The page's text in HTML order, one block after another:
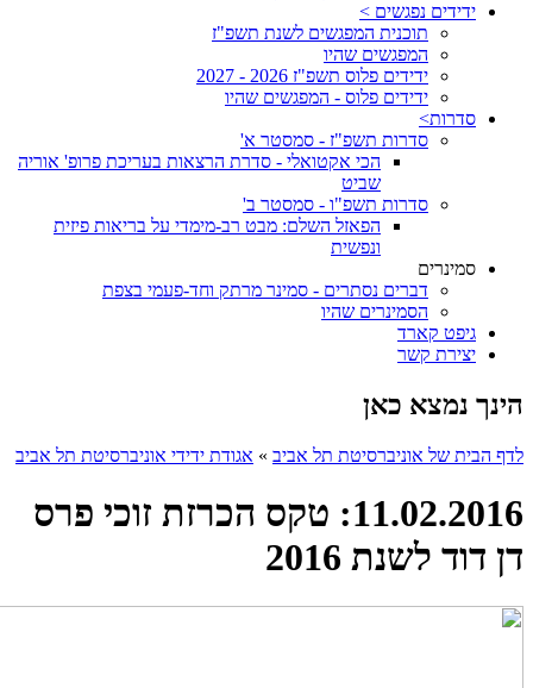
ידידים נפגשים >
תוכנית המפגשים לשנת תשפ"ז
המפגשים שהיו
ידידים פלוס תשפ"ז 2026 - 2027
ידידים פלוס - המפגשים שהיו
סדרות>
סדרות תשפ"ז - סמסטר א'
הכי אקטואלי - סדרת הרצאות בעריכת פרופ' אוריה
שביט
סדרות תשפ"ו - סמסטר ב'
הפאזל השלם: מבט רב-מימדי על בריאות פיזית
ונפשית
סמינרים
דברים נסתרים - סמינר מרתק וחד-פעמי בצפת
הסמינרים שהיו
גיפט קארד
יצירת קשר
הינך נמצא כאן
לדף הבית של אוניברסיטת תל אביב » אגודת ידידי אוניברסיטת תל אביב
11.02.2016: טקס הכרזת זוכי פרס
דן דוד לשנת 2016